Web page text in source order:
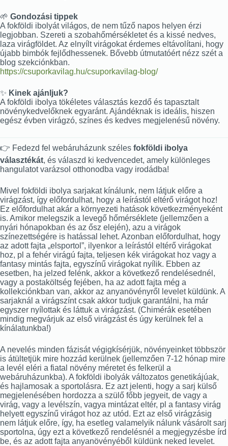
🌱 Gondozási tippek
A fokföldi ibolyát világos, de nem tűző napos helyen érzi
legjobban. Szereti a szobahőmérsékletet és a kissé nedves,
laza virágföldet. Az elnyílt virágokat érdemes eltávolítani, hogy
újabb bimbók fejlődhessenek. Bővebb útmutatóért nézz szét a
blog szekciónkban.
https://csuporkavilag.hu/csuporkavilag-blog/
✨ Kinek ajánljuk?
A fokföldi ibolya tökéletes választás kezdő és tapasztalt
növénykedvelőknek egyaránt. Ajándéknak is ideális, hiszen
egész évben virágzó, színes és kedves megjelenésű növény.
👉 Fedezd fel webáruházunk széles fokföldi ibolya
választékát, és válaszd ki kedvencedet, amely különleges
hangulatot varázsol otthonodba vagy irodádba!
Mivel fokföldi ibolya sarjakat kínálunk, nem látjuk előre a
virágzást, így előfordulhat, hogy a leírástól eltérő virágot hoz!
Ez előfordulhat akár a környezeti hatások következményeként
is. Amikor melegszik a levegő hőmérséklete (jellemzően a
nyári hónapokban és az ősz elején), azu a virágok
színezettségére is hatással lehet. Azonban előfordulhat, hogy
az adott fajta „elsportol”, ilyenkor a leírástól eltérő virágokat
hoz, pl a fehér virágú fajta, teljesen kék virágokat hoz vagy a
fantasy mintás fajta, egyszínű virágokat nyílik. Ebben az
esetben, ha jelzed felénk, akkor a következő rendelésednél,
vagy a postaköltség fejében, ha az adott fajta még a
kollekciónkban van, akkor az anyanövényről levelet küldünk. A
sarjaknál a virágszínt csak akkor tudjuk garantálni, ha már
egyszer nyílottak és láttuk a virágzást. (Chimérák esetében
mindig megvárjuk az első virágzást és úgy kerülnek fel a
kínálatunkba!)
A nevelés minden fázisát végigkísérjük, növényeinket többször
is átültetjük mire hozzád kerülnek (jellemzően 7-12 hónap mire
a levél eléri a fiatal növény méretet és felkerül a
webáruházunkba). A fokföldi ibolyák változatos genetikájúak,
és hajlamosak a sportolásra. Ez azt jelenti, hogy a sarj külső
megjelenésében hordozza a szülő főbb jegyeit, de vagy a
virág, vagy a levélszín, vagya mintázat eltér, pl a fantasy virág
helyett egyszínű virágot hoz az utód. Ezt az első virágzásig
nem látjuk előre, így, ha esetleg valamelyik nálunk vásárolt sarj
sportolna, úgy ezt a következő rendelésnél a megjegyzésbe írd
be, és az adott fajta anyanövényéből küldünk neked levelet.